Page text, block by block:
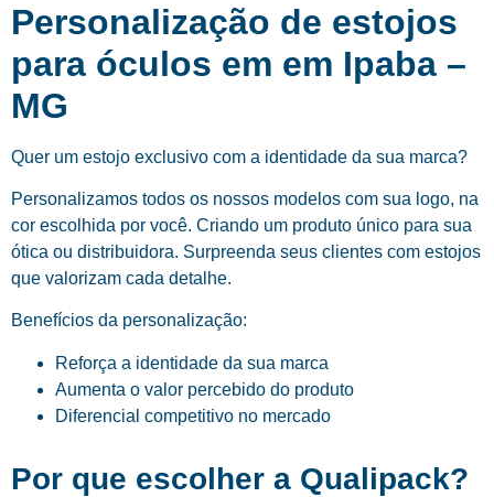
Personalização de estojos
para óculos em em Ipaba –
MG
Quer um estojo exclusivo com a identidade da sua marca?
Personalizamos todos os nossos modelos com sua logo, na
cor escolhida por você. Criando um produto único para sua
ótica ou distribuidora. Surpreenda seus clientes com estojos
que valorizam cada detalhe.
Benefícios da personalização:
Reforça a identidade da sua marca
Aumenta o valor percebido do produto
Diferencial competitivo no mercado
Por que escolher a Qualipack?